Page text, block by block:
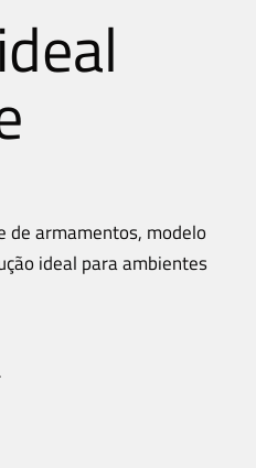
de armamentos, modelo
ideal para ambientes